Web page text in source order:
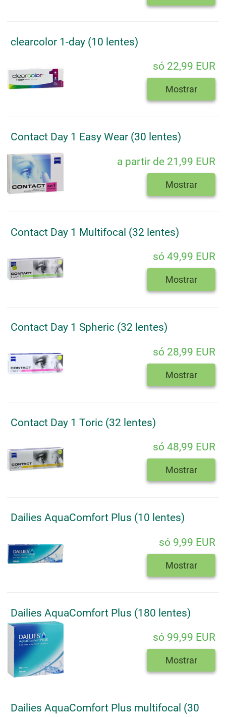
clearcolor 1-day (10 lentes)
só 22,99 EUR
Mostrar
Contact Day 1 Easy Wear (30 lentes)
a partir de 21,99 EUR
Mostrar
Contact Day 1 Multifocal (32 lentes)
só 49,99 EUR
Mostrar
Contact Day 1 Spheric (32 lentes)
só 28,99 EUR
Mostrar
Contact Day 1 Toric (32 lentes)
só 48,99 EUR
Mostrar
Dailies AquaComfort Plus (10 lentes)
só 9,99 EUR
Mostrar
Dailies AquaComfort Plus (180 lentes)
só 99,99 EUR
Mostrar
Dailies AquaComfort Plus multifocal (30